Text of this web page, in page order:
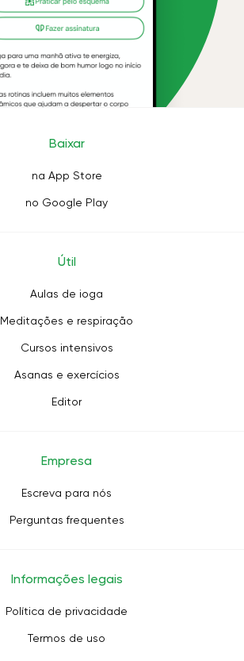
Baixar
na App Store
no Google Play
Útil
Aulas de ioga
Meditações e respiração
Cursos intensivos
Asanas e exercícios
Editor
Empresa
Escreva para nós
Perguntas frequentes
Informações legais
Política de privacidade
Termos de uso